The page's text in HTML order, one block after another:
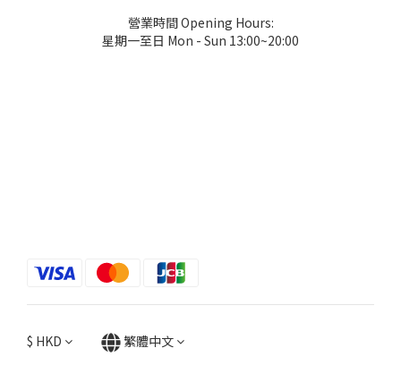
營業時間 Opening Hours:
星期一至日 Mon - Sun 13:00~20:00
$ HKD 繁體中文